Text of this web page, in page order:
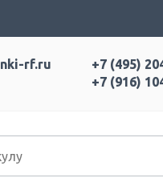
+7 (495)
+7 (916)
rf.ru